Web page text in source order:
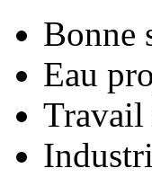
Bonne
Eau
Travail